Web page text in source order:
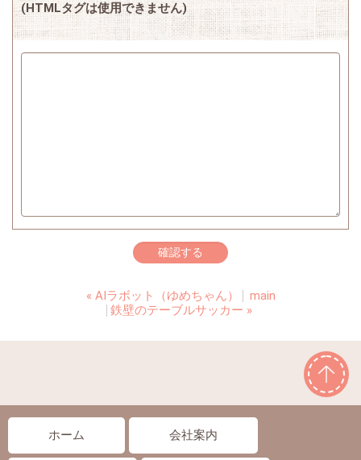
(HTMLタグは使用できません)
« AIラボット（ゆめちゃん）
main
鉄壁のテーブルサッカー »
ホーム 会社案内